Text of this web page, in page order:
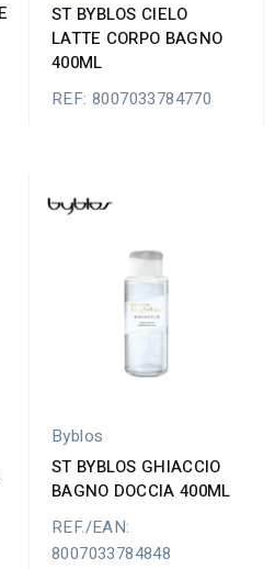
ST BYBLOS CIELO
LATTE CORPO BAGNO
400ML
REF: 8007033784770
Byblos
ST BYBLOS GHIACCIO
BAGNO DOCCIA 400ML
REF./EAN:
8007033784848